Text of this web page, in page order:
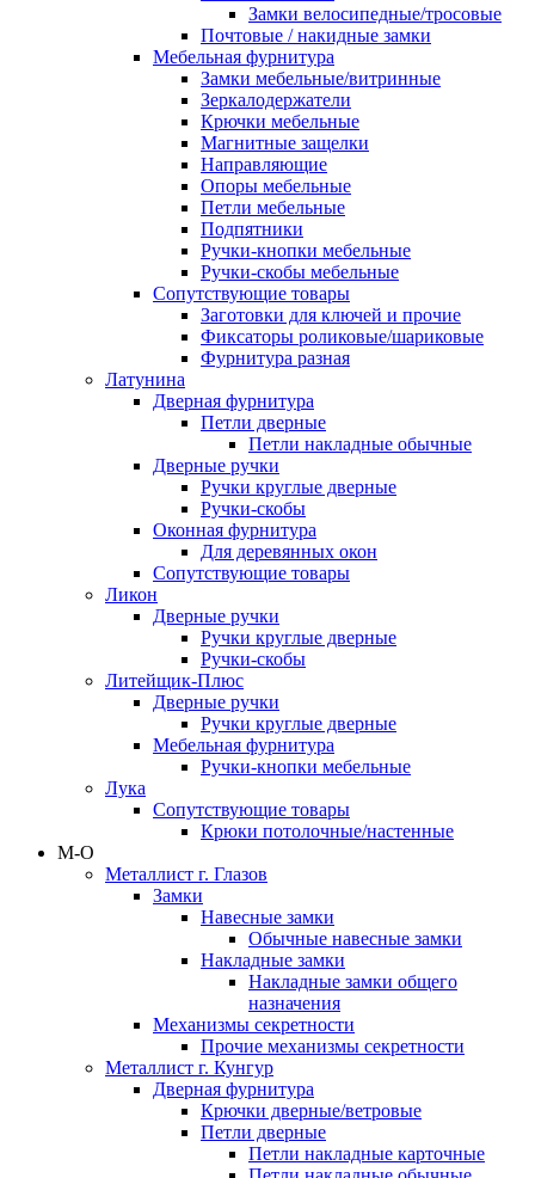
Замки велосипедные/тросовые
Почтовые / накидные замки
Мебельная фурнитура
Замки мебельные/витринные
Зеркалодержатели
Крючки мебельные
Магнитные защелки
Направляющие
Опоры мебельные
Петли мебельные
Подпятники
Ручки-кнопки мебельные
Ручки-скобы мебельные
Сопутствующие товары
Заготовки для ключей и прочие
Фиксаторы роликовые/шариковые
Фурнитура разная
Латунина
Дверная фурнитура
Петли дверные
Петли накладные обычные
Дверные ручки
Ручки круглые дверные
Ручки-скобы
Оконная фурнитура
Для деревянных окон
Сопутствующие товары
Ликон
Дверные ручки
Ручки круглые дверные
Ручки-скобы
Литейщик-Плюс
Дверные ручки
Ручки круглые дверные
Мебельная фурнитура
Ручки-кнопки мебельные
Лука
Сопутствующие товары
Крюки потолочные/настенные
М-О
Металлист г. Глазов
Замки
Навесные замки
Обычные навесные замки
Накладные замки
Накладные замки общего
назначения
Механизмы секретности
Прочие механизмы секретности
Металлист г. Кунгур
Дверная фурнитура
Крючки дверные/ветровые
Петли дверные
Петли накладные карточные